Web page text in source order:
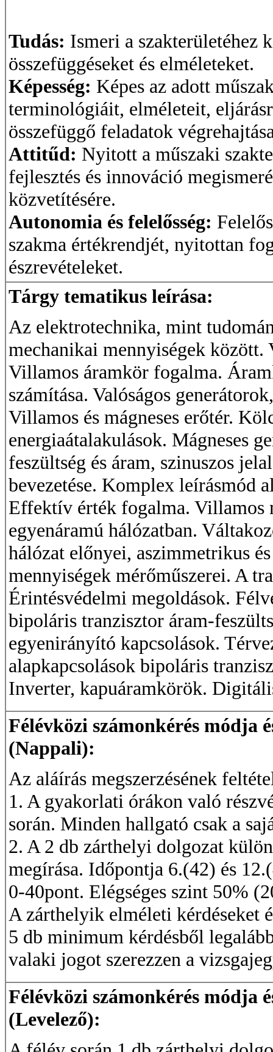
Tudás: Ismeri a szakterületéhez
összefüggéseket és elméleteket.
Képesség: Képes az adott
terminológiáit, elméleteit,
összefüggő feladatok
Attitűd: Nyitott a műszaki
fejlesztés és innováció
közvetítésére.
Autonomia és felelősség:
szakma értékrendjét, nyitottan
észrevételeket.
Tárgy tematikus leírása:
Az elektrotechnika, mint
mechanikai mennyiségek között.
Villamos áramkör fogalma.
számítása. Valóságos
Villamos és mágneses erőtér.
energiaátalakulások. Mágneses
feszültség és áram, szinuszos
bevezetése. Komplex leírásmód
Effektív érték fogalma. Villamos
egyenáramú hálózatban.
hálózat előnyei, aszimmetrikus
mennyiségek mérőműszerei. A
Érintésvédelmi megoldások.
bipoláris tranzisztor áram-
egyenirányító kapcsolások.
alapkapcsolások bipoláris
Inverter, kapuáramkörök.
Félévközi számonkérés módja
(Nappali):
Az aláírás megszerzésének
1. A gyakorlati órákon való
során. Minden hallgató csak a
2. A 2 db zárthelyi dolgozat
megírása. Időpontja 6.(42) és
0-40pont. Elégséges szint 50%
A zárthelyik elméleti kérdéseket
5 db minimum kérdésből
valaki jogot szerezzen a
Félévközi számonkérés módja
(Levelező):